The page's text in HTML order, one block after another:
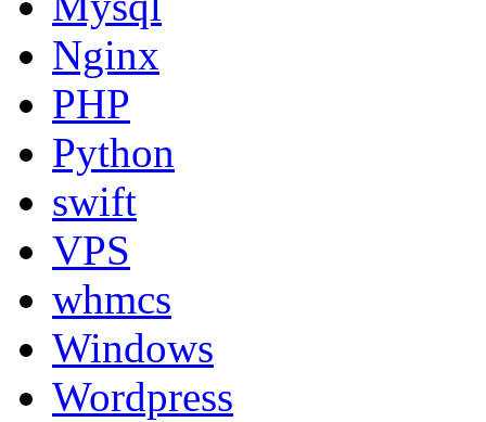
Nginx
PHP
Python
swift
VPS
whmcs
Windows
Wordpress